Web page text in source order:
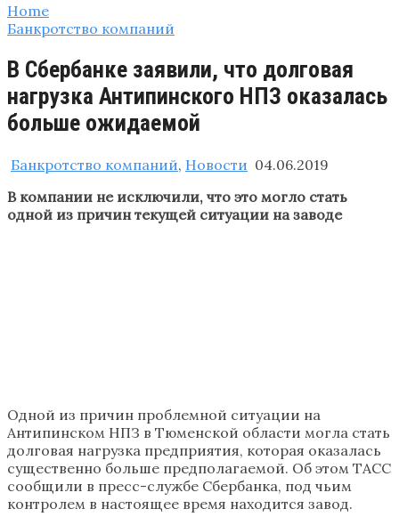
Home
Банкротство компаний
В Сбербанке заявили, что долговая
нагрузка Антипинского НПЗ оказалась
больше ожидаемой
Банкротство компаний, Новости 04.06.2019
В компании не исключили, что это могло стать
одной из причин текущей ситуации на заводе
Одной из причин проблемной ситуации на
Антипинском НПЗ в Тюменской области могла стать
долговая нагрузка предприятия, которая оказалась
существенно больше предполагаемой. Об этом ТАСС
сообщили в пресс-службе Сбербанка, под чьим
контролем в настоящее время находится завод.